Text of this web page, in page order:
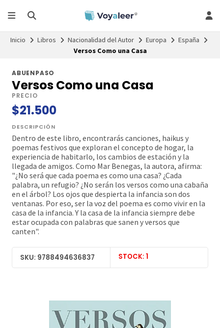
Inicio Libros Nacionalidad del Autor Europa
España
Versos Como una Casa
ABUENPASO
Versos Como una Casa
PRECIO
$21.500
DESCRIPCIÓN
Dentro de este libro, encontrarás canciones, haikus y
poemas festivos que exploran el concepto de hogar, la
experiencia de habitarlo, los cambios de estación y la
llegada de amigos. Como Mar Benegas, la autora, afirma:
"¿No será que cada poema es como una casa? ¿Cada
palabra, un refugio? ¿No serán los versos como una cabaña
en el árbol? Los ojos que despierta la infancia son dos
ventanas. Por eso, ser la voz del poema es como vivir en la
casa de la infancia. Y la casa de la infancia siempre debe
estar ocupada con palabras que sanen y versos que
canten".
SKU: 9788494636837 STOCK: 1